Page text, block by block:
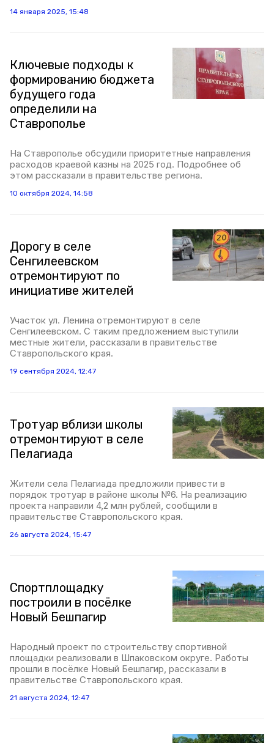
14 января 2025, 15:48
Ключевые подходы к
формированию бюджета
будущего года
определили на
Ставрополье
На Ставрополье обсудили приоритетные направления
расходов краевой казны на 2025 год. Подробнее об
этом рассказали в правительстве региона.
10 октября 2024, 14:58
Дорогу в селе
Сенгилеевском
отремонтируют по
инициативе жителей
Участок ул. Ленина отремонтируют в селе
Сенгилеевском. С таким предложением выступили
местные жители, рассказали в правительстве
Ставропольского края.
19 сентября 2024, 12:47
Тротуар вблизи школы
отремонтируют в селе
Пелагиада
Жители села Пелагиада предложили привести в
порядок тротуар в районе школы №6. На реализацию
проекта направили 4,2 млн рублей, сообщили в
правительстве Ставропольского края.
26 августа 2024, 15:47
Спортплощадку
построили в посёлке
Новый Бешпагир
Народный проект по строительству спортивной
площадки реализовали в Шпаковском округе. Работы
прошли в посёлке Новый Бешпагир, рассказали в
правительстве Ставропольского края.
21 августа 2024, 12:47